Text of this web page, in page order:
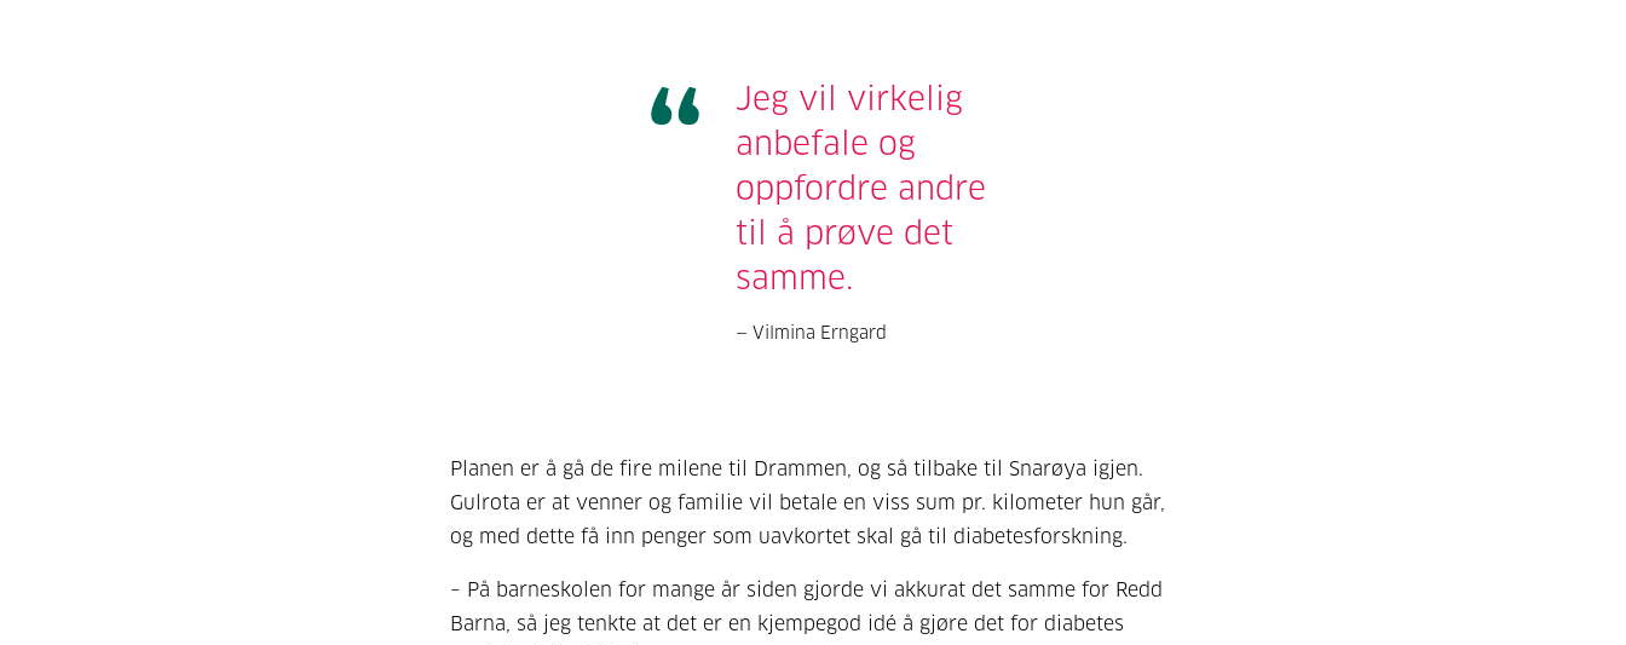
Jeg vil virkelig
anbefale og
oppfordre andre
til å prøve det
samme.
Vilmina Erngard
Planen er å gå de fire milene til Drammen, og så tilbake til Snarøya igjen.
Gulrota er at venner og familie vil betale en viss sum pr. kilometer hun går,
og med dette få inn penger som uavkortet skal gå til diabetesforskning.
– På barneskolen for mange år siden gjorde vi akkurat det samme for Redd
Barna, så jeg tenkte at det er en kjempegod idé å gjøre det for diabetes